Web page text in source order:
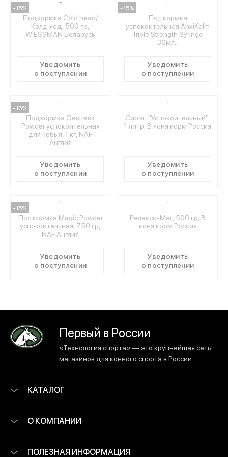
МЕДИА
ПОКУПАТЕЛЯМ
Вход в личный кабинет
+7 (495) 139-66-00
-15%
Подкормка Cold head/
Колд хед, 500 гр,
WIESSMAN Беларусь
Уведомить
о поступлении
-15%
Подкормка
успокоительная AnxiKalm
Triple Strength Syringe
30мл.,
Уведомить
о поступлении
-15%
Подкормка Oestress
Powder успокоительная
для кобыл, 1 кг, NAF
Англия
Уведомить
о поступлении
Сироп "Успокоительный",
1 литр, В коня корм Россия
Уведомить
о поступлении
-15%
Подкормка Magic Powder
успокоительная, 750 гр,
NAF Англия
Уведомить
о поступлении
Релаксо-Маг, 500 гр, В
коня корм Россия
Уведомить
о поступлении
Первый в России
«Технология спорта» — это крупнейшая сеть
магазинов для конного спорта в России
КАТАЛОГ
О КОМПАНИИ
ПОЛЕЗНАЯ ИНФОРМАЦИЯ